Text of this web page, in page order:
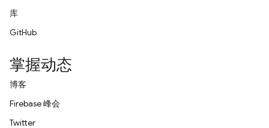
库
GitHub
掌握动态
博客
Firebase 峰会
Twitter